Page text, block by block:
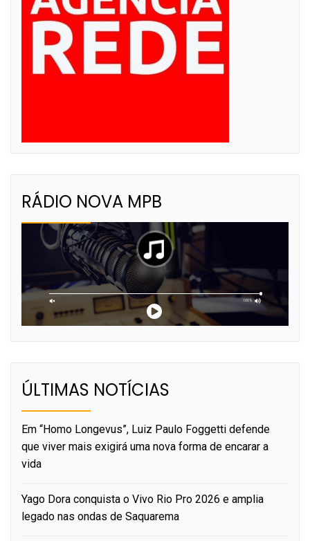
RÁDIO NOVA MPB
ÚLTIMAS NOTÍCIAS
Em “Homo Longevus”, Luiz Paulo Foggetti defende
que viver mais exigirá uma nova forma de encarar a
vida
Yago Dora conquista o Vivo Rio Pro 2026 e amplia
legado nas ondas de Saquarema